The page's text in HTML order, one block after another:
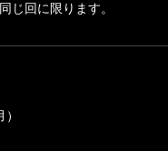
回に限ります。